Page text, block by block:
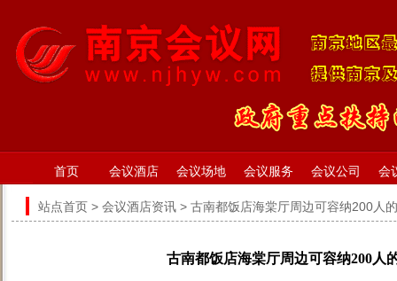
首页 会议酒店 会议场地 会议服务 会议公司 会
站点首页 > 会议酒店资讯 > 古南都饭店海棠厅周边可容纳200人
古南都饭店海棠厅周边可容纳200人